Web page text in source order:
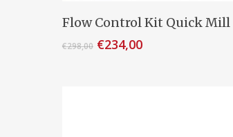
Toevoegen Aan Winkelwagen
Flow Control Kit Quick Mill
€298,00 Oorspronkelijke
€234,00Huidige